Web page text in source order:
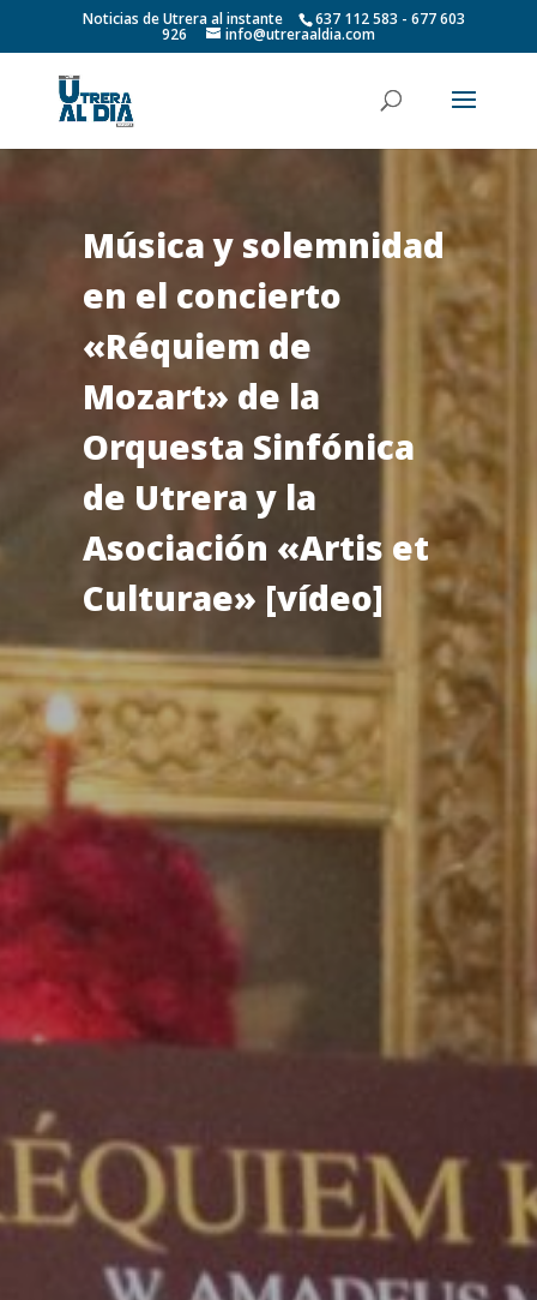
Noticias de Utrera al instante 637 112 583 - 677 603
926 info@utreraaldia.com
Música y solemnidad
en el concierto
«Réquiem de
Mozart» de la
Orquesta Sinfónica
de Utrera y la
Asociación «Artis et
Culturae» [vídeo]